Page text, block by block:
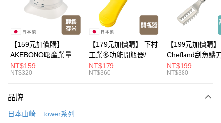
Apple Pay
Google Pay
全盈+PAY
大哥付你分期
【大哥付你分期使用說明】
1.本服務由台灣大哥大提供，台灣大哥大用戶可立即使用無須另外申請。
2.付款方式選擇「大哥付你分期」，訂單成立後會自動跳轉到大哥付的交易
【159元加價購】
AKEBONO曙產業量米
杯漏斗組(白)/量米杯/
米桶/量米用具/任二件8
NT$159
NT$320
【179元加價購】 下村
工業多功能開瓶器/開
瓶器/餐廚用品/料理道
具/任二件8折
NT$179
NT$360
【199元加價購】
Chefland刮魚鱗
魚鱗器/廚房用品/
道具/任二件8折
NT$199
NT$380
品牌
日本山崎 tower系列